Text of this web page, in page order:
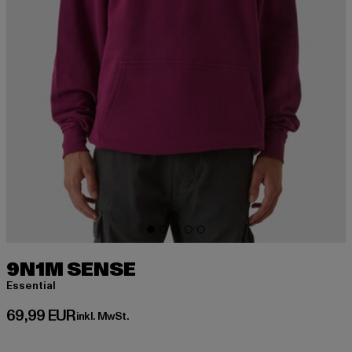
9N1M SENSE
Essential
69,99 EUR
Derzeitiger Preis: 69,99 EUR
inkl. MwSt.